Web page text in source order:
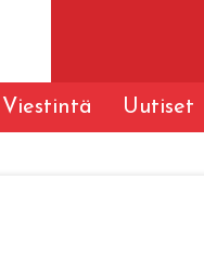
Viestintä Uutiset